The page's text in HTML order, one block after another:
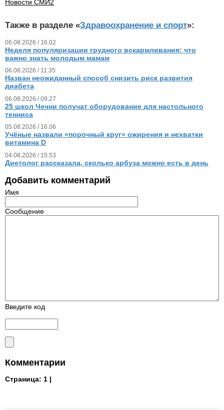
Новости СМИ2
Также в разделе «Здравоохранение и спорт»:
06.08.2026 / 16.02
Неделя популяризации грудного вскармливания: что
важно знать молодым мамам
06.08.2026 / 11.35
Назван неожиданный способ снизить риск развития
диабета
06.08.2026 / 09.27
25 школ Чечни получат оборудование для настольного
тенниса
05.08.2026 / 16.06
Учёные назвали «порочный круг» ожирения и нехватки
витамина D
04.08.2026 / 15.53
Диетолог рассказала, сколько арбуза можно есть в день
Добавить комментарий
Имя
Сообщение
Введите код
Комментарии
Страница: 1 |